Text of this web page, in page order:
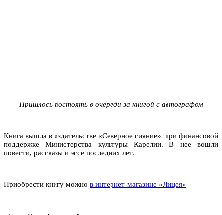
Пришлось постоять в очереди за книгой с автографом
Книга вышла в издательстве «Северное сияние» при финансовой
поддержке Министерства культуры Карелии. В нее вошли
повести, рассказы и эссе последних лет.
Приобрести книгу можно в интернет-магазине «Лицея»